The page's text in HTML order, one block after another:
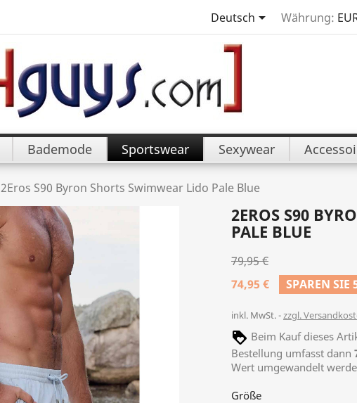
Deutsch Währung:
Bademode Sportswear Sexywear
2Eros S90 Byron Shorts Swimwear Lido Pale Blue
2EROS S90
PALE BLUE
79,95 €
74,95 €
SPAREN SIE
inkl. MwSt. zzgl.
Beim Kauf dieses
Bestellung umfasst dann
Wert umgewandelt
Größe